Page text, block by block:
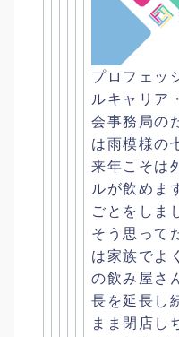
プロフェッ
ルキャリア・
会事務局の
は雨模様の
来年こそは
ルが飲めま
ごとをしま
そう思って
は家族でよ
の飲み屋さ
長を延長し
まま閉店し